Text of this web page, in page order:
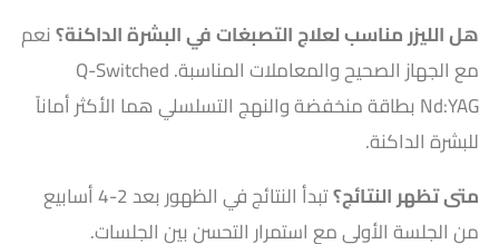
هل الليزر مناسب لعلاج التصبغات في البشرة الداكنة؟نعم
مع الجهاز الصحيح والمعاملات المناسبة. Q-Switched
Nd:YAG بطاقة منخفضة والنهج التسلسلي هما الأكثر أماناً
للبشرة الداكنة.
متى تظهر النتائج؟
تبدأ النتائج في الظهور بعد 2-4 أسابيع
من الجلسة الأولى مع استمرار التحسن بين الجلسات.